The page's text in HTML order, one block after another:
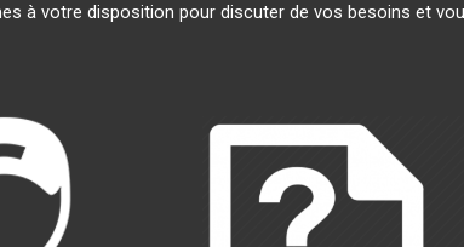
à votre disposition pour discuter de vos besoins et